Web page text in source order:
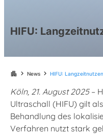
HIFU:
apartment chevron_right News chevron_right HIFU:
Köln, 21. August 2025–
Ultraschall (HIFU) gilt
Behandlung des
Verfahren nutzt stark